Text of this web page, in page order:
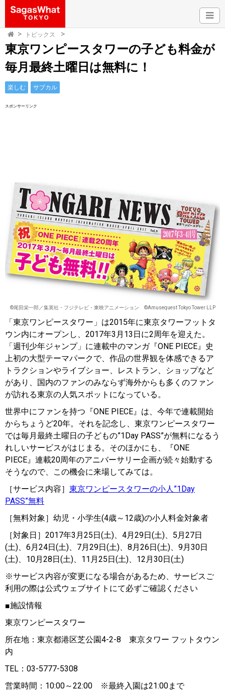
トピックス
東京ワンピースタワーの子ども料金が
毎月最終土曜日は無料に！
楽しむ サブカル
スポンサーリンク
©尾田栄一郎／集英社・フジテレビ・東映アニメーション ©Amusequest Tokyo Tower LLP
「東京ワンピースタワー」は2015年に東京タワーフットタ
ウン内にオープンし、2017年3月13日に2周年を迎えた。
「週刊少年ジャンプ」に連載中のマンガ『ONE PIECE』史
上初の大型テーマパークで、作品の世界観を体感できるア
トラクションやライブショー、レストラン、ショップなど
があり、国内のファンのみならず海外からも多くのファン
が訪れる東京の人気スポットになっている。
世界中にファンを持つ『ONE PIECE』は、今年で連載開始
からちょうど20年。それを記念し、東京ワンピースタワー
では毎月最終土曜日の子どもの”1Day PASS”が無料になるう
れしいサービスがはじまる。そのほかにも、『ONE
PIECE』連載20周年のアニバーサリー企画が続々始動する
そうなので、この機会に来場してみては。
［サービス内容］ 東京ワンピースタワーの小人”1Day
PASS”無料
［無料対象］幼児・小学生(4歳～12歳)の小人料金対象者
［対象日］2017年3月25日(土)、4月29日(土)、5月27日
(土)、6月24日(土)、7月29日(土)、8月26日(土)、9月30日
(土)、10月28日(土)、11月25日(土)、12月30日(土)
※サービス内容が変更になる場合があるため、サービスご
利用の際は公式ウェブサイトにて必ずご確認ください
■施設情報
東京ワンピースタワー
所在地：東京都港区芝公園4-2-8 東京タワー フットタウン
内
TEL：03-5777-5308
営業時間：10:00～22:00 ※最終入園は21:00まで